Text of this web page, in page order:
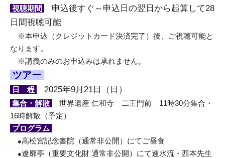
視聴期間
申込後すぐ～申込日の翌日から起算して28
日間視聴可能
※本申込（クレジットカード決済完了）後、ご視聴可能と
なります。
※講義のみのお申込みは承れません。
ツアー
日 程 2025年9月21日（日）
集合・解散
世界遺産 仁和寺 二王門前 11時30分集合・
16時解散（予定）
プログラム
●高松宮記念書院（通常非公開） にてご昼食
●遼廓亭（重要文化財 通常非公開）にて速水流・西本先生